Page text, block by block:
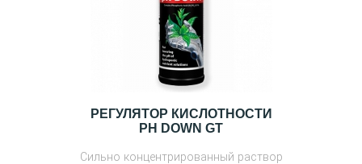
РЕГУЛЯТОР КИСЛОТНОСТИ
PH DOWN GT
Сильно концентрированный раствор